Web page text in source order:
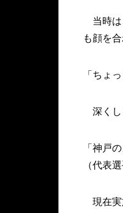
当時は
も顔を合
「ちょ
深くし
「神戸
（代表
現在実